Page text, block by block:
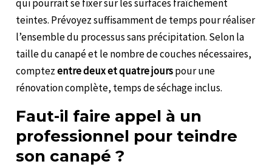
qui pourrait se fixer sur les surfaces fraîchement
teintes. Prévoyez suffisamment de temps pour réaliser
l’ensemble du processus sans précipitation. Selon la
taille du canapé et le nombre de couches nécessaires,
comptezentre deux et quatre jourspour une
rénovation complète, temps de séchage inclus.
Faut-il faire appel à un
professionnel pour teindre
son canapé ?